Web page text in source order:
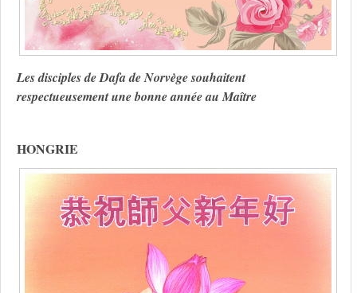
Les disciples de Dafa de Norvège souhaitent
respectueusement une bonne année au Maître
HONGRIE